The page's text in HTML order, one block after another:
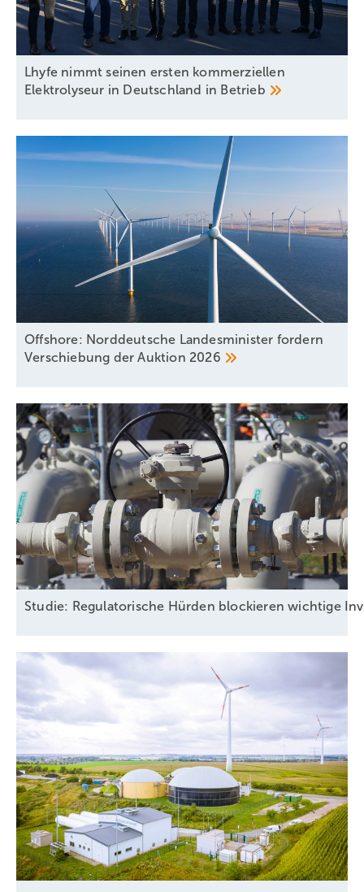
Lhyfe nimmt seinen ersten kommerziellen
Elektrolyseur in Deutschland in Betrieb
Offshore: Norddeutsche Landesminister fordern
Verschiebung der Auktion 2026
Studie: Regulatorische Hürden blockieren wichtige